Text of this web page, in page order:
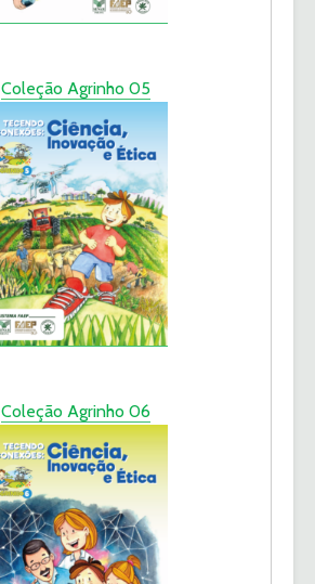
Coleção Agrinho 05
Coleção Agrinho 06